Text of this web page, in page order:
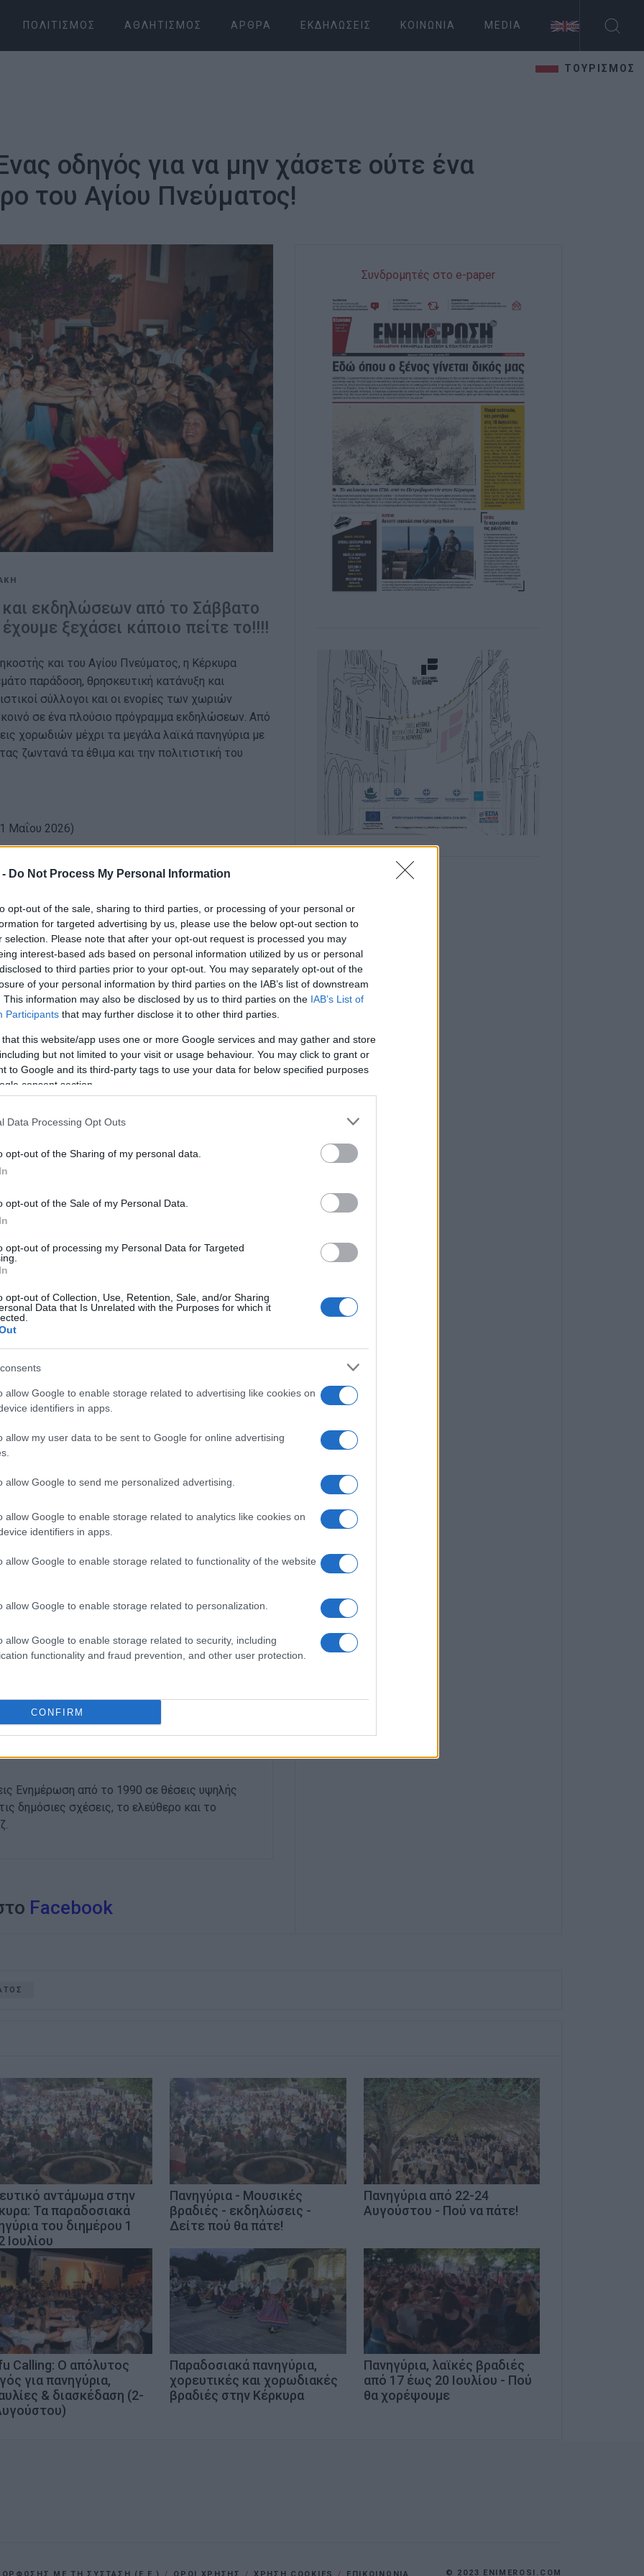
Do Not Process My Personal Information
opt-out of the sale, sharing to third parties, or processing of your personal or
for targeted advertising by us, please use the below opt-out section to
selection. Please note that after your opt-out request is processed you may
interest-based ads based on personal information utilized by us or personal
to third parties prior to your opt-out. You may separately opt-out of the
of your personal information by third parties on the IAB’s list of downstream
This information may also be disclosed by us to third parties on the IAB’s List of
Participants that may further disclose it to other third parties.
that this website/app uses one or more Google services and may gather and store
but not limited to your visit or usage behaviour. You may click to grant or
to Google and its third-party tags to use your data for below specified purposes
consent section.
Data Processing Opt Outs
opt-out of the Sharing of my personal data.
opt-out of the Sale of my Personal Data.
opt-out of processing my Personal Data for Targeted
opt-out of Collection, Use, Retention, Sale, and/or Sharing
Data that Is Unrelated with the Purposes for which it
allow Google to enable storage related to advertising like cookies on
identifiers in apps.
allow my user data to be sent to Google for online advertising
allow Google to send me personalized advertising.
allow Google to enable storage related to analytics like cookies on
identifiers in apps.
allow Google to enable storage related to functionality of the website
allow Google to enable storage related to personalization.
allow Google to enable storage related to security, including
functionality and fraud prevention, and other user protection.
CONFIRM
ΠΟΛΙΤΙΣΜΌΣ ΑΘΛΗΤΙΣΜΌΣ ΆΡΘΡΑ ΕΚΔΗΛΏΣΕΙΣ ΚΟΙΝΩΝΊΑ MEDIA
ΤΟΥΡΙΣΜΟΣ
οδηγός για να μην χάσετε ούτε ένα
του Αγίου Πνεύματος!
εκδηλώσεων από το Σάββατο
ξεχάσει κάποιο πείτε το!!!!
και του Αγίου Πνεύματος, η Κέρκυρα
παράδοση, θρησκευτική κατάνυξη και
σύλλογοι και οι ενορίες των χωριών
σε ένα πλούσιο πρόγραμμα εκδηλώσεων. Από
χορωδιών μέχρι τα μεγάλα λαϊκά πανηγύρια με
ζωντανά τα έθιμα και την πολιτιστική του
Μαΐου 2026)
τις βραδινές ώρες. Το Σάββατο 30 Μαΐου: Λαϊκή
την ορχήστρα του Άγγελου Σκολαρίκη.
2026) - Οι εορταστικές εκδηλώσεις στο
ευλάβεια και κορυφώνονται με ένα μεγάλο
η καθιερωμένη Λιτανεία για τη
με τη συμμετοχή πιστών και κατοίκων της
Πανηγύρι με ζωντανή μουσική και γλέντι από την
Πολιτιστικό Εργαστήρι «Τερψιχόρη»,
2026). Στην Πλατυτέρα η παράδοση τιμάται με
ζωντανή μουσική από την ορχήστρα
ψητά αρνιά και ποτά, με χορό για όλους
2026): Στα Καρουμπάτικα η παραμονή και η
διήμερο παραδοσιακό πανηγύρι. Την Κυριακή
Κόντης με την «Κερκυραϊκή Παρέα». Την
«Φαίακες» για μια βραδιά γεμάτη ζωντανή
κέφι.
εκκλησία)
το 7ο Χορευτικό Φεστιβάλ Παραδοσιακών
και μουσικές από την Κέρκυρα, το Αιγαίο, τη
οι Πολιτιστικοί Σύλλογοι Χλομού, Μαραθιά,
Κέρκυρας «Ο Άγιος Χριστόφορος» και το
: Πραγματοποιείται η 4η Συνάντηση Χορωδιών
διοργανώνει η Χορωδία Μπενιτσών "IL CANTO",
Κέρκυρα και τη Λέσβο.
(Έναρξη) - Είσοδος ελεύθερη: Ο Μορφωτικός
«Σινιές 2026», τη 12η Συνάντηση Παιδικών
χορευτικά τμήματα από συλλόγους της
στην παράδοση, τον χορό και τη νέα γενιά.
Σύλλογος Καστελλανών Γύρου διοργανώνει το
γεμάτη μουσική, χορό, σουβλάκια, ψητά
Λιτανεία του Αγίου Πνεύματος και
αναλαμβάνει το μουσικό συγκρότημα
Ενημέρωση από το 1990 σε θέσεις υψηλής
δημόσιες σχέσεις, το ελεύθερο και το
Facebook
Συνδρομητές στο e-paper
αντάμωμα στην
Τα παραδοσιακά
του διημέρου 1
Ιουλίου
Πανηγύρια - Μουσικές
βραδιές - εκδηλώσεις -
Δείτε πού θα πάτε!
Πανηγύρια από 22-24
Αυγούστου - Πού να πάτε!
Calling: Ο απόλυτος
για πανηγύρια,
& διασκέδαση (2-
Παραδοσιακά πανηγύρια,
χορευτικές και χορωδιακές
βραδιές στην Κέρκυρα
Πανηγύρια, λαϊκές βραδιές
από 17 έως 20 Ιουλίου - Πού
θα χορέψουμε
© 2023 ENIMEROSI.COM